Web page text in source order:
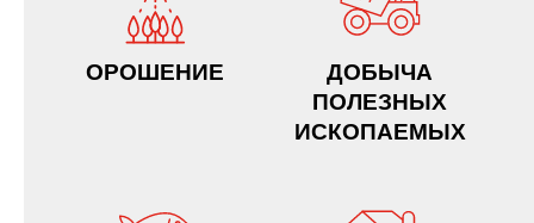
ОРОШЕНИЕ
ДОБЫЧА
ПОЛЕЗНЫХ
ИСКОПАЕМЫХ